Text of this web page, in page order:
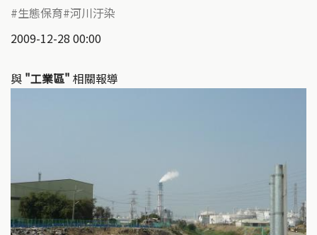
生態保育 河川汙染
2009-12-28 00:00
與 "工業區" 相關報導